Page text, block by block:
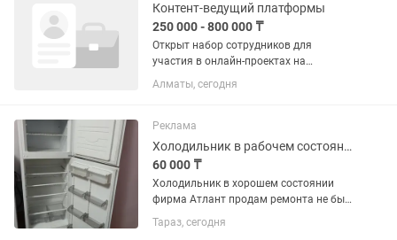
Контент-ведущий платформы
250 000 - 800 000 ₸
Открыт набор сотрудников для
участия в онлайн-проектах на
цифровых платформах. Работа
проходит в дистанционном формате и
взаимодействием с аудиторией.
Основная задача —...
Алматы, сегодня
Реклама
Холодильник в рабочем состоянии
60 000 ₸
Холодильник в хорошем состоянии
фирма Атлант продам ремонта не был
всё работает торг на месте
Тараз, сегодня